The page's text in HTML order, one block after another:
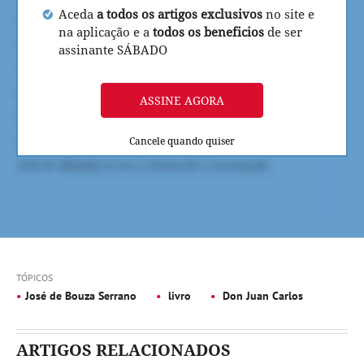
Aceda a todos os artigos exclusivos no site e
na aplicação e a todos os beneficios de ser
assinante SÁBADO
ASSINE AGORA
Cancele quando quiser
TÓPICOS
José de Bouza Serrano livro Don Juan Carlos
ARTIGOS RELACIONADOS